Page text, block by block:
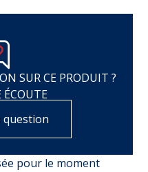
SUR CE PRODUIT ?
ÉCOUTE
question
pour le moment